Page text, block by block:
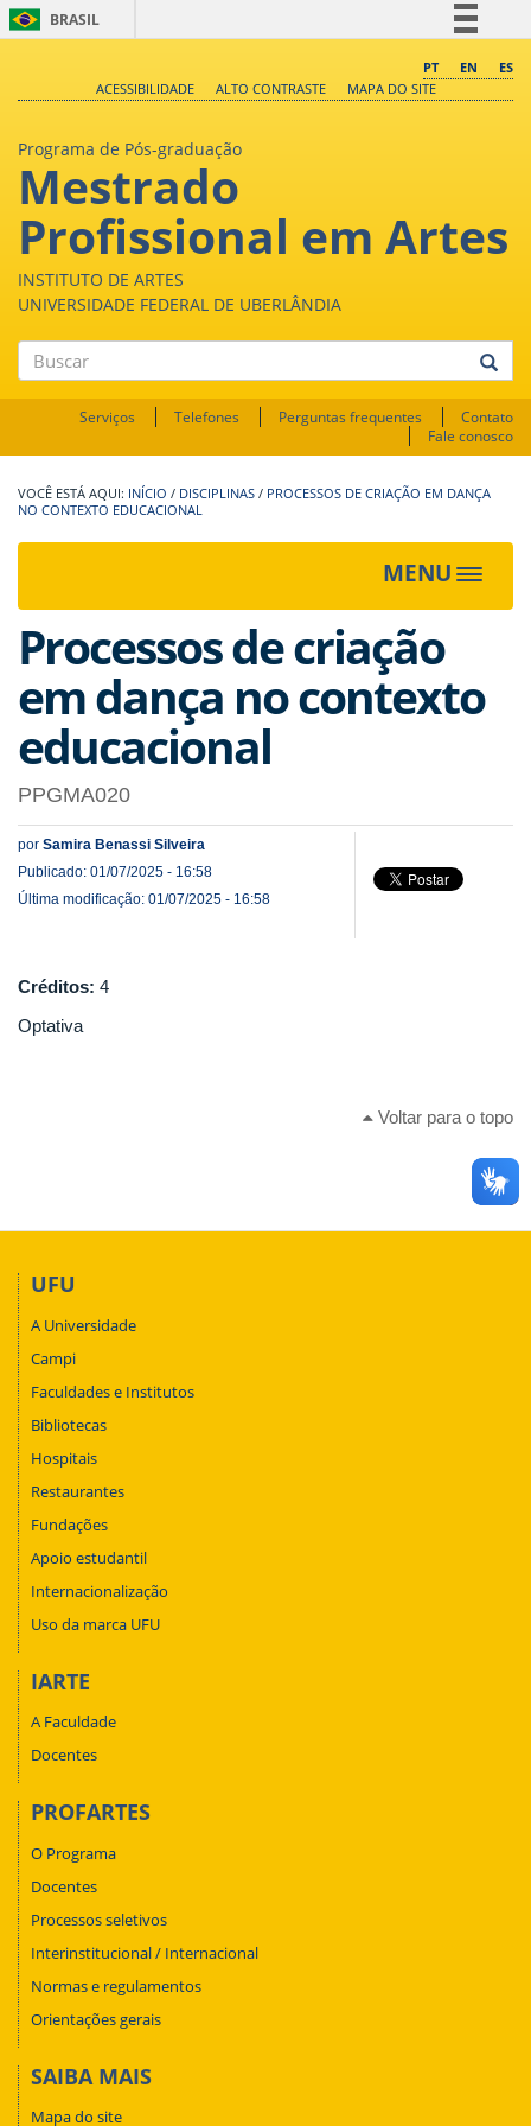
BRASIL
Comunica BR
Canais
PT EN
ES
ACESSIBILIDADE
ALTO CONTRASTE MAPA DO SITE
Programa de Pós-graduação
Mestrado
Profissional em Artes
INSTITUTO DE ARTES
UNIVERSIDADE FEDERAL DE UBERLÂNDIA
Buscar
Serviços Telefones Perguntas frequentes
Contato
Fale conosco
INÍCIO / DISCIPLINAS / PROCESSOS DE CRIAÇÃO EM DANÇA
NO CONTEXTO EDUCACIONAL
MENU
Toggle
Processos de criação
em dança no contexto
educacional
PPGMA020
por Samira Benassi Silveira
Publicado: 01/07/2025 - 16:58
Última modificação: 01/07/2025 - 16:58
Créditos: 4
Optativa
Voltar para o topo
UFU
A Universidade
Campi
Faculdades e Institutos
Bibliotecas
Hospitais
Restaurantes
Fundações
Apoio estudantil
Internacionalização
Uso da marca UFU
IARTE
A Faculdade
Docentes
PROFARTES
O Programa
Docentes
Processos seletivos
Interinstitucional / Internacional
Normas e regulamentos
Orientações gerais
SAIBA MAIS
Mapa do site